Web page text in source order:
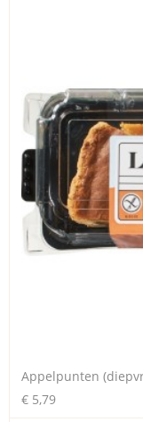
Appelpunten
€ 5,79